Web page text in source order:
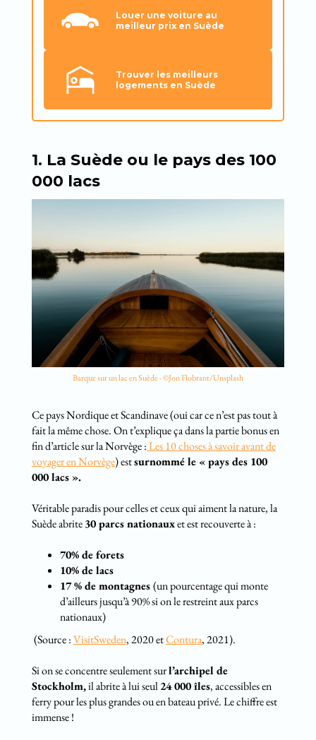
Louer une voiture au
meilleur prix en Suède
Trouver les meilleurs
logements en Suède
1. La Suède ou le pays des 100
000 lacs
Barque sur un lac en Suède - ©Jon Flobrant/Unsplash
Ce pays Nordique et Scandinave (oui car ce n’est pas tout à
fait la même chose. On t’explique ça dans la partie bonus en
fin d’article sur la Norvège :Les 10 choses à savoir avant de
voyager en Norvège) estsurnommé le « pays des 100
000 lacs ».
Véritable paradis pour celles et ceux qui aiment la nature, la
Suède abrite30 parcs nationauxet est recouverte à :
70% de forets
10% de lacs
17 % de montagnes(un pourcentage qui monte
d’ailleurs jusqu’à 90% si on le restreint aux parcs
nationaux)
(Source :VisitSweden, 2020 etContura, 2021).
Si on se concentre seulement surl’archipel de
Stockholm,il abrite à lui seul24 000 îles, accessibles en
ferry pour les plus grandes ou en bateau privé. Le chiffre est
immense !